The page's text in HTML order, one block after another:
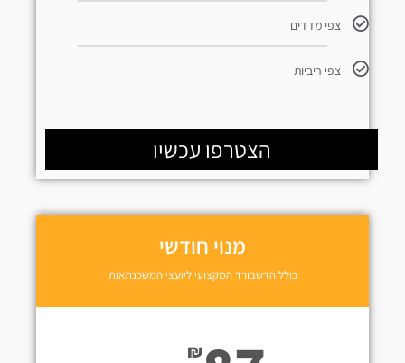
מנוי חודשי
כולל הדשבורד המקצועי ליועצי המשכנתאות
₪
צפי מדדים
צפי ריביות
הצטרפו עכשיו